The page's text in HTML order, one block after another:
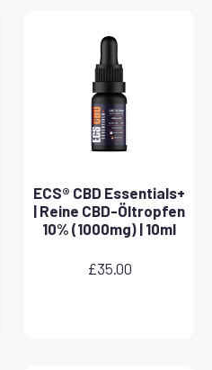
of 5 stars
ECS® CBD Essentials+
| Reine CBD-Öltropfen
10% (1000mg) | 10ml
£35.00